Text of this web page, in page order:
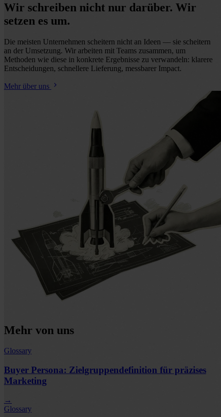
Wir schreiben nicht nur darüber. Wir
setzen es um.
Die meisten Unternehmen scheitern nicht an Ideen — sie scheitern
an der Umsetzung. Wir arbeiten mit Teams zusammen, um
Methoden wie diese in konkrete Ergebnisse zu verwandeln: klarere
Entscheidungen, schnellere Lieferung, messbarer Impact.
Mehr über uns
Mehr von uns
Glossary
Buyer Persona: Zielgruppendefinition für präzises
Marketing
→
Glossary